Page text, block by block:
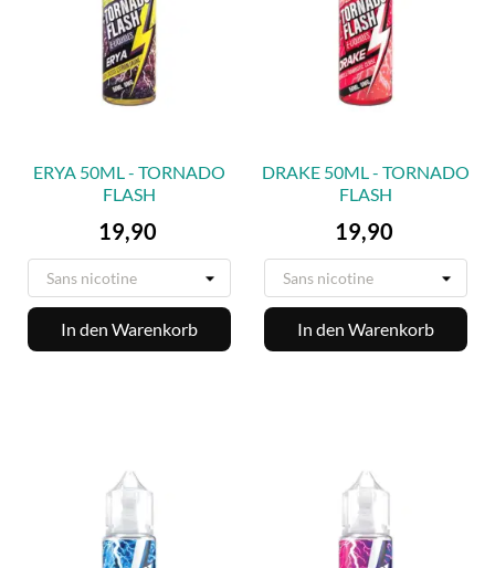
ERYA 50ML - TORNADO
FLASH
Preis
19,90
In den Warenkorb
DRAKE 50ML - TORNADO
FLASH
Preis
19,90
In den Warenkorb